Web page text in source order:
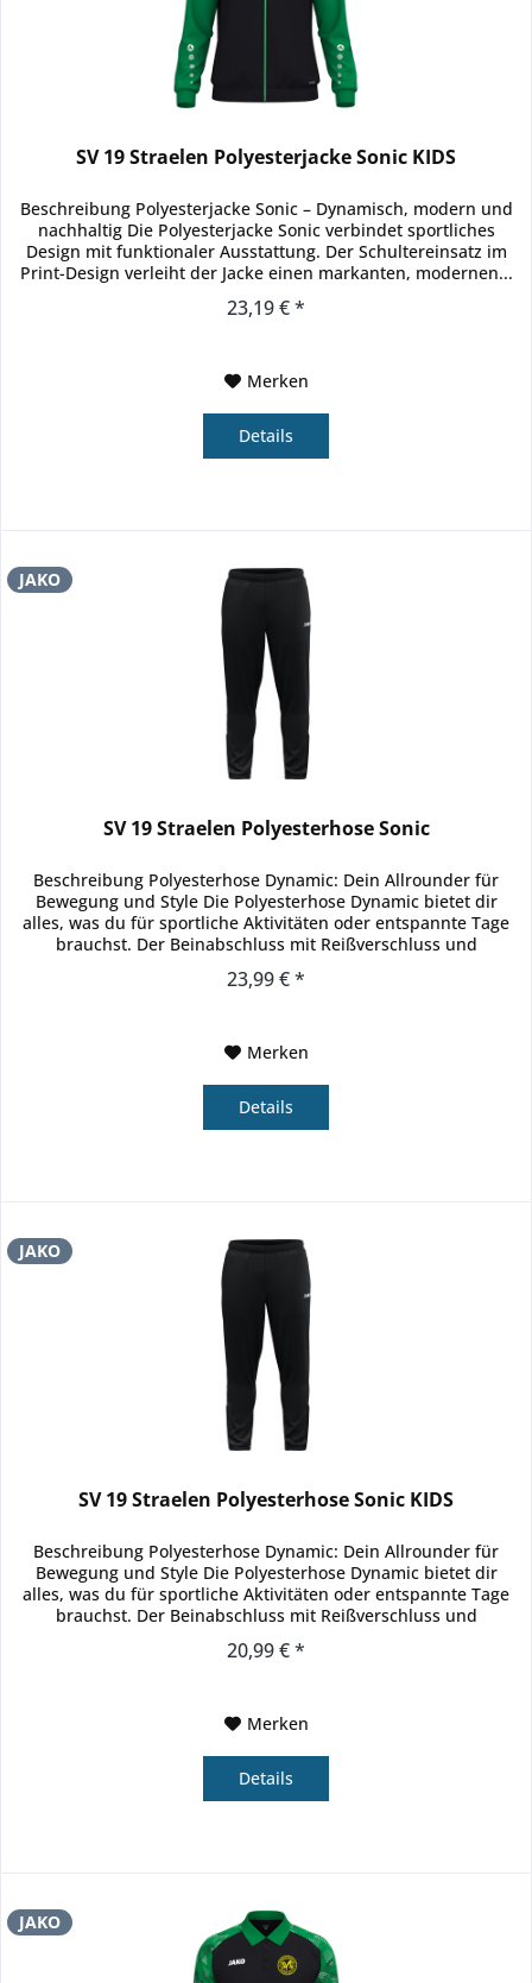
SV 19 Straelen Polyesterjacke Sonic KIDS
Beschreibung Polyesterjacke Sonic – Dynamisch, modern und
nachhaltig Die Polyesterjacke Sonic verbindet sportliches
Design mit funktionaler Ausstattung. Der Schultereinsatz im
Print-Design verleiht der Jacke einen markanten, modernen...
23,19 € *
Merken
Details
JAKO
SV 19 Straelen Polyesterhose Sonic
Beschreibung Polyesterhose Dynamic: Dein Allrounder für
Bewegung und Style Die Polyesterhose Dynamic bietet dir
alles, was du für sportliche Aktivitäten oder entspannte Tage
brauchst. Der Beinabschluss mit Reißverschluss und
23,99 € *
Merken
Details
JAKO
SV 19 Straelen Polyesterhose Sonic KIDS
Beschreibung Polyesterhose Dynamic: Dein Allrounder für
Bewegung und Style Die Polyesterhose Dynamic bietet dir
alles, was du für sportliche Aktivitäten oder entspannte Tage
brauchst. Der Beinabschluss mit Reißverschluss und
20,99 € *
Merken
Details
JAKO